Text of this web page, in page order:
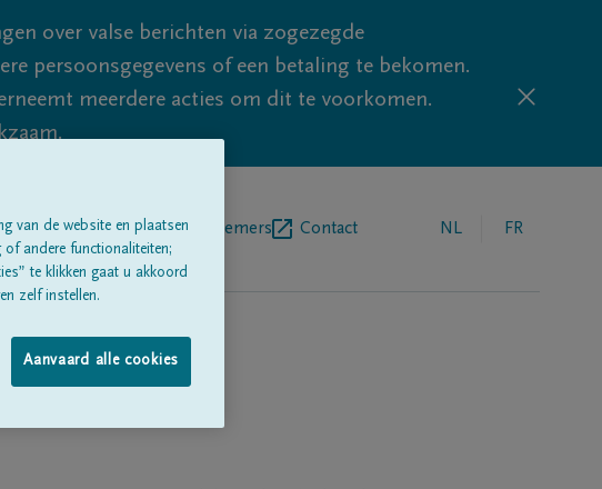
over valse berichten via zogezegde
persoonsgegevens of een betaling te bekomen.
meerdere acties om dit te voorkomen.
Over onsBegrafenisondernemers Contact NL FR
van de website en plaatsen
andere functionaliteiten;
te klikken gaat u akkoord
zelf instellen.
Aanvaard alle cookies